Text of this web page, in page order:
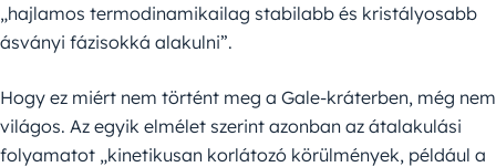
„hajlamos termodinamikailag stabilabb és kristályosabb
ásványi fázisokká alakulni”.
Hogy ez miért nem történt meg a Gale-kráterben, még nem
világos. Az egyik elmélet szerint azonban az átalakulási
folyamatot „kinetikusan korlátozó körülmények, például a